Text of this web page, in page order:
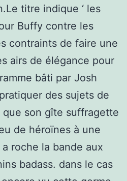
titre indique ‘ les
Buffy contre les
contraints de faire une
airs de élégance pour
bâti par Josh
des sujets de
son gîte suffragette
de héroïnes à une
roche la bande aux
badass. dans le cas